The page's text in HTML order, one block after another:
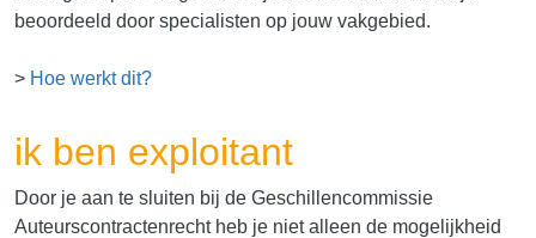
beoordeeld door specialisten op jouw vakgebied.
> Hoe werkt dit?
ik ben exploitant
Door je aan te sluiten bij de Geschillencommissie
Auteurscontractenrecht heb je niet alleen de mogelijkheid